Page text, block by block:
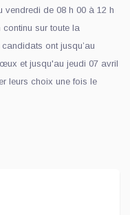
vendredi de 08 h 00 à 12 h
sur toute la
ont jusqu’au
et jusqu'au jeudi 07 avril
leurs choix une fois le